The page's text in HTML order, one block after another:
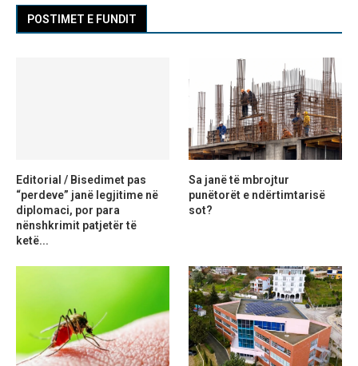
POSTIMET E FUNDIT
Editorial / Bisedimet pas
“perdeve” janë legjitime në
diplomaci, por para
nënshkrimit patjetër të
ketë...
Sa janë të mbrojtur
punëtorët e ndërtimtarisë
sot?